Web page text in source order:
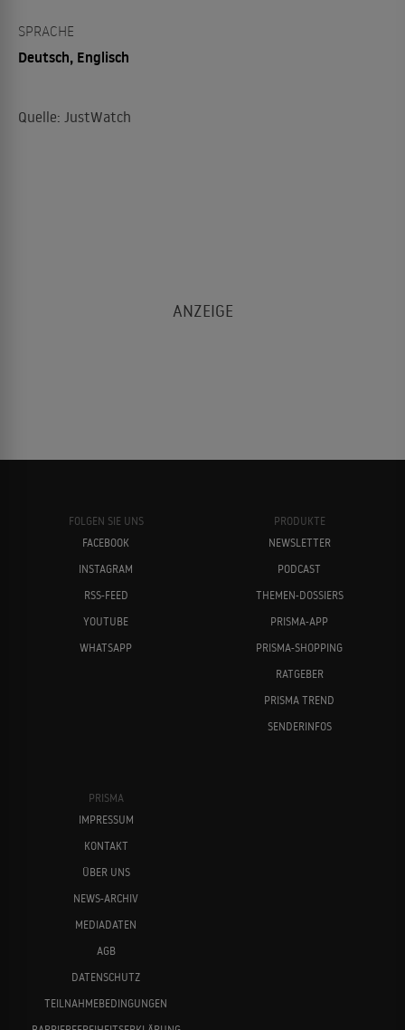
SPRACHE
Deutsch, Englisch
Quelle: JustWatch
FOLGEN SIE UNS
FACEBOOK
INSTAGRAM
RSS-FEED
YOUTUBE
WHATSAPP
PRODUKTE
NEWSLETTER
PODCAST
THEMEN-DOSSIERS
PRISMA-APP
PRISMA-SHOPPING
RATGEBER
PRISMA TREND
SENDERINFOS
PRISMA
IMPRESSUM
KONTAKT
ÜBER UNS
NEWS-ARCHIV
MEDIADATEN
AGB
DATENSCHUTZ
TEILNAHMEBEDINGUNGEN